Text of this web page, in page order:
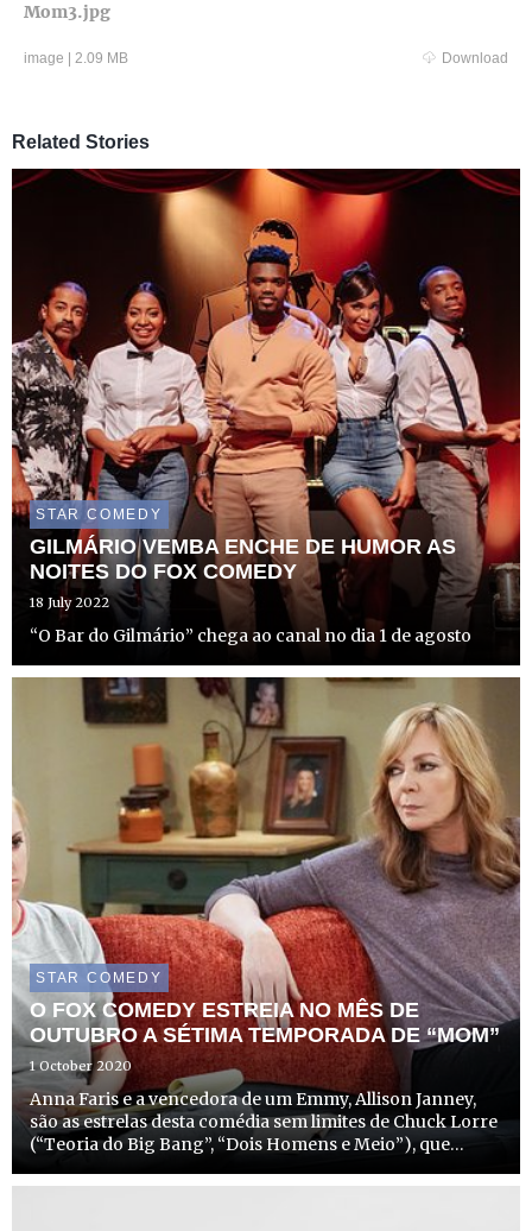
Mom3.jpg
image 2.09 MB Download
Related Stories
STAR COMEDY
GILMÁRIO VEMBA ENCHE DE HUMOR AS
NOITES DO FOX COMEDY
18 July 2022
“O Bar do Gilmário” chega ao canal no dia 1 de agosto
STAR COMEDY
O FOX COMEDY ESTREIA NO MÊS DE
OUTUBRO A SÉTIMA TEMPORADA DE “MOM”
1 October 2020
Anna Faris e a vencedora de um Emmy, Allison Janney,
são as estrelas desta comédia sem limites de Chuck Lorre
(“Teoria do Big Bang”, “Dois Homens e Meio”), que
no FOX Comedy.